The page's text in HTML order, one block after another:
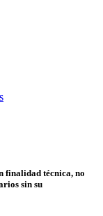
finalidad técnica, no
sin su